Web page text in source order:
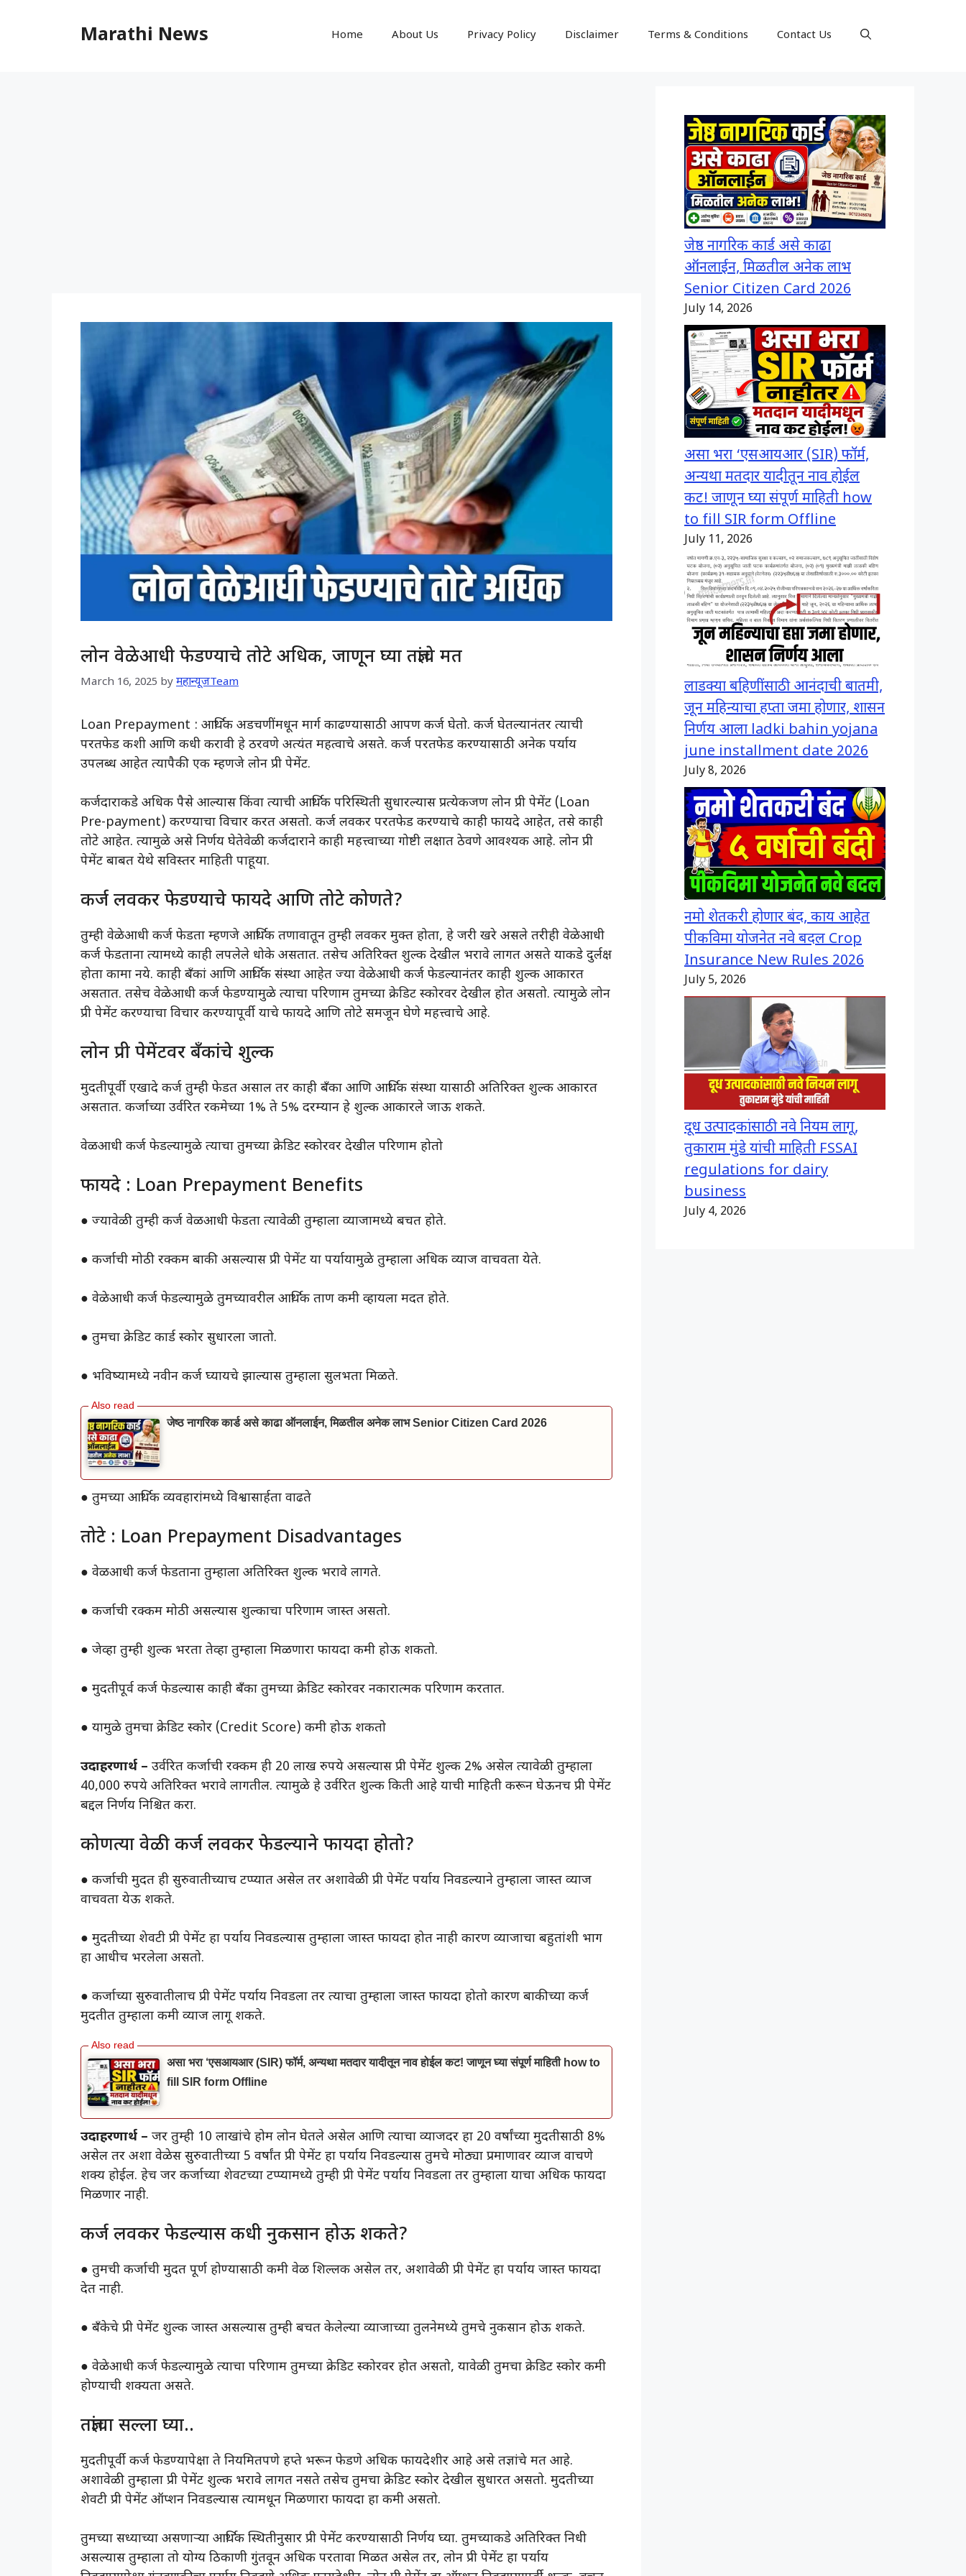
Marathi News Home About Us Privacy Policy Disclaimer Terms & Conditions Contact Us
लोन वेळेआधी फेडण्याचे तोटे अधिक, जाणून घ्या तज्ञांचे मत
March 16, 2025 by महान्यूजTeam
Loan Prepayment : आर्थिक अडचणींमधून मार्ग काढण्यासाठी आपण कर्ज घेतो. कर्ज घेतल्यानंतर त्याची
परतफेड कशी आणि कधी करावी हे ठरवणे अत्यंत महत्वाचे असते. कर्ज परतफेड करण्यासाठी अनेक पर्याय
उपलब्ध आहेत त्यापैकी एक म्हणजे लोन प्री पेमेंट.
कर्जदाराकडे अधिक पैसे आल्यास किंवा त्याची आर्थिक परिस्थिती सुधारल्यास प्रत्येकजण लोन प्री पेमेंट (Loan
Pre-payment) करण्याचा विचार करत असतो. कर्ज लवकर परतफेड करण्याचे काही फायदे आहेत, तसे काही
तोटे आहेत. त्यामुळे असे निर्णय घेतेवेळी कर्जदाराने काही महत्त्वाच्या गोष्टी लक्षात ठेवणे आवश्यक आहे. लोन प्री
पेमेंट बाबत येथे सविस्तर माहिती पाहूया.
कर्ज लवकर फेडण्याचे फायदे आणि तोटे कोणते?
तुम्ही वेळेआधी कर्ज फेडता म्हणजे आर्थिक तणावातून तुम्ही लवकर मुक्त होता, हे जरी खरे असले तरीही वेळेआधी
कर्ज फेडताना त्यामध्ये काही लपलेले धोके असतात. तसेच अतिरिक्त शुल्क देखील भरावे लागत असते याकडे दुर्लक्ष
होता कामा नये. काही बँकां आणि आर्थिक संस्था आहेत ज्या वेळेआधी कर्ज फेडल्यानंतर काही शुल्क आकारत
असतात. तसेच वेळेआधी कर्ज फेडण्यामुळे त्याचा परिणाम तुमच्या क्रेडिट स्कोरवर देखील होत असतो. त्यामुळे लोन
प्री पेमेंट करण्याचा विचार करण्यापूर्वी याचे फायदे आणि तोटे समजून घेणे महत्त्वाचे आहे.
लोन प्री पेमेंटवर बँकांचे शुल्क
मुदतीपूर्वी एखादे कर्ज तुम्ही फेडत असाल तर काही बँका आणि आर्थिक संस्था यासाठी अतिरिक्त शुल्क आकारत
असतात. कर्जाच्या उर्वरित रकमेच्या 1% ते 5% दरम्यान हे शुल्क आकारले जाऊ शकते.
वेळआधी कर्ज फेडल्यामुळे त्याचा तुमच्या क्रेडिट स्कोरवर देखील परिणाम होतो
फायदे : Loan Prepayment Benefits
● ज्यावेळी तुम्ही कर्ज वेळआधी फेडता त्यावेळी तुम्हाला व्याजामध्ये बचत होते.
● कर्जाची मोठी रक्कम बाकी असल्यास प्री पेमेंट या पर्यायामुळे तुम्हाला अधिक व्याज वाचवता येते.
● वेळेआधी कर्ज फेडल्यामुळे तुमच्यावरील आर्थिक ताण कमी व्हायला मदत होते.
● तुमचा क्रेडिट कार्ड स्कोर सुधारला जातो.
● भविष्यामध्ये नवीन कर्ज घ्यायचे झाल्यास तुम्हाला सुलभता मिळते.
जेष्ठ नागरिक कार्ड असे काढा ऑनलाईन, मिळतील अनेक लाभ Senior Citizen Card 2026
● तुमच्या आर्थिक व्यवहारांमध्ये विश्वासार्हता वाढते
तोटे : Loan Prepayment Disadvantages
● वेळआधी कर्ज फेडताना तुम्हाला अतिरिक्त शुल्क भरावे लागते.
● कर्जाची रक्कम मोठी असल्यास शुल्काचा परिणाम जास्त असतो.
● जेव्हा तुम्ही शुल्क भरता तेव्हा तुम्हाला मिळणारा फायदा कमी होऊ शकतो.
● मुदतीपूर्व कर्ज फेडल्यास काही बँका तुमच्या क्रेडिट स्कोरवर नकारात्मक परिणाम करतात.
● यामुळे तुमचा क्रेडिट स्कोर (Credit Score) कमी होऊ शकतो
उदाहरणार्थ – उर्वरित कर्जाची रक्कम ही 20 लाख रुपये असल्यास प्री पेमेंट शुल्क 2% असेल त्यावेळी तुम्हाला
40,000 रुपये अतिरिक्त भरावे लागतील. त्यामुळे हे उर्वरित शुल्क किती आहे याची माहिती करून घेऊनच प्री पेमेंट
बद्दल निर्णय निश्चित करा.
कोणत्या वेळी कर्ज लवकर फेडल्याने फायदा होतो?
● कर्जाची मुदत ही सुरुवातीच्याच टप्प्यात असेल तर अशावेळी प्री पेमेंट पर्याय निवडल्याने तुम्हाला जास्त व्याज
वाचवता येऊ शकते.
● मुदतीच्या शेवटी प्री पेमेंट हा पर्याय निवडल्यास तुम्हाला जास्त फायदा होत नाही कारण व्याजाचा बहुतांशी भाग
हा आधीच भरलेला असतो.
● कर्जाच्या सुरुवातीलाच प्री पेमेंट पर्याय निवडला तर त्याचा तुम्हाला जास्त फायदा होतो कारण बाकीच्या कर्ज
मुदतीत तुम्हाला कमी व्याज लागू शकते.
असा भरा ‘एसआयआर (SIR) फॉर्म, अन्यथा मतदार यादीतून नाव होईल कट! जाणून घ्या संपूर्ण माहिती how to
fill SIR form Offline
उदाहरणार्थ – जर तुम्ही 10 लाखांचे होम लोन घेतले असेल आणि त्याचा व्याजदर हा 20 वर्षांच्या मुदतीसाठी 8%
असेल तर अशा वेळेस सुरुवातीच्या 5 वर्षांत प्री पेमेंट हा पर्याय निवडल्यास तुमचे मोठ्या प्रमाणावर व्याज वाचणे
शक्य होईल. हेच जर कर्जाच्या शेवटच्या टप्प्यामध्ये तुम्ही प्री पेमेंट पर्याय निवडला तर तुम्हाला याचा अधिक फायदा
मिळणार नाही.
कर्ज लवकर फेडल्यास कधी नुकसान होऊ शकते?
● तुमची कर्जाची मुदत पूर्ण होण्यासाठी कमी वेळ शिल्लक असेल तर, अशावेळी प्री पेमेंट हा पर्याय जास्त फायदा
देत नाही.
● बँकेचे प्री पेमेंट शुल्क जास्त असल्यास तुम्ही बचत केलेल्या व्याजाच्या तुलनेमध्ये तुमचे नुकसान होऊ शकते.
● वेळेआधी कर्ज फेडल्यामुळे त्याचा परिणाम तुमच्या क्रेडिट स्कोरवर होत असतो, यावेळी तुमचा क्रेडिट स्कोर कमी
होण्याची शक्यता असते.
तज्ञांचा सल्ला घ्या..
मुदतीपूर्वी कर्ज फेडण्यापेक्षा ते नियमितपणे हप्ते भरून फेडणे अधिक फायदेशीर आहे असे तज्ञांचे मत आहे.
अशावेळी तुम्हाला प्री पेमेंट शुल्क भरावे लागत नसते तसेच तुमचा क्रेडिट स्कोर देखील सुधारत असतो. मुदतीच्या
शेवटी प्री पेमेंट ऑप्शन निवडल्यास त्यामधून मिळणारा फायदा हा कमी असतो.
तुमच्या सध्याच्या असणाऱ्या आर्थिक स्थितीनुसार प्री पेमेंट करण्यासाठी निर्णय घ्या. तुमच्याकडे अतिरिक्त निधी
असल्यास तुम्हाला तो योग्य ठिकाणी गुंतवून अधिक परतावा मिळत असेल तर, लोन प्री पेमेंट हा पर्याय
जेष्ठ नागरिक कार्ड असे काढा
ऑनलाईन, मिळतील अनेक लाभ
Senior Citizen Card 2026
July 14, 2026
असा भरा ‘एसआयआर (SIR) फॉर्म,
अन्यथा मतदार यादीतून नाव होईल
कट! जाणून घ्या संपूर्ण माहिती how
to fill SIR form Offline
July 11, 2026
लाडक्या बहिणींसाठी आनंदाची बातमी,
जून महिन्याचा हप्ता जमा होणार, शासन
निर्णय आला ladki bahin yojana
june installment date 2026
July 8, 2026
नमो शेतकरी होणार बंद, काय आहेत
पीकविमा योजनेत नवे बदल Crop
Insurance New Rules 2026
July 5, 2026
दूध उत्पादकांसाठी नवे नियम लागू,
तुकाराम मुंडे यांची माहिती FSSAI
regulations for dairy
business
July 4, 2026